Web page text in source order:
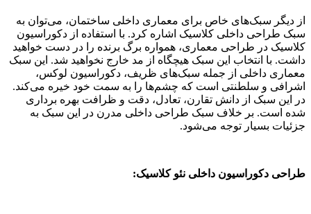
از دیگر سبک‌های خاص برای معماری داخلی ساختمان، می‌توان به
سبک طراحی داخلی کلاسیک اشاره کرد. با استفاده از دکوراسیون
کلاسیک در طراحی معماری، همواره برگ برنده را در دست خواهید
داشت. با انتخاب این سبک هیچگاه از مد خارج نخواهید شد. این سبک
معماری داخلی از جمله سبک‌های ظریف، دکوراسیون لوکس،
اشرافی و سلطنتی است که چشم‌ها را به سمت خود خیره می‌کند.
در این سبک از دانش تقارن، تعادل، دقت و ظرافت بهره برداری
شده است. بر خلاف سبک طراحی داخلی مدرن در این سبک به
جزئیات بسیار توجه می‌شود.
طراحی دکوراسیون داخلی نئو کلاسیک: